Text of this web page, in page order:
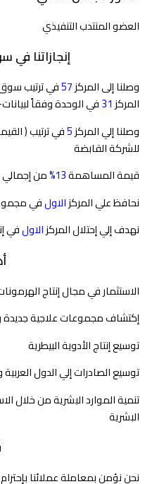
العضو المنتدب التنفيذي
إنجازاتنا في
وصلنا إلى المركز57في ترتيب سوق
المركز 31في الوحدة وفقاً
وصلنا إلي المركز5في ترتيب (
للشركة القابضة
قيمة المساهمة13% من
نحافظ علي المركزالاولفي
نهدف إلي إحتلال المركزالاولفي
الاستثمار في مجال إنتاج
إكتشاف مجموعات علاجية جديدة
توسيع إنتاج الأدوية البيطرية
توسيع الصادرات إلي الدول العربية
تنمية الموارد البشرية من خلال
البشرية
نحن نؤمن بمعاملة عملائنا